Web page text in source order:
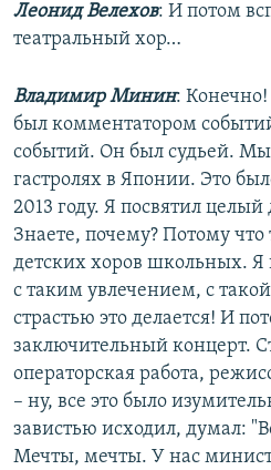
Леонид Велехов: И потом
театральный хор…
Владимир Минин:
был комментатором
событий. Он был судьей.
гастролях в Японии. Это
2013 году. Я посвятил целый
Знаете, почему? Потому
детских хоров школьных. Я
с таким увлечением, с
страстью это делается! И
заключительный концерт.
операторская работа,
– ну, все это было
завистью исходил, думал:
Мечты, мечты. У нас